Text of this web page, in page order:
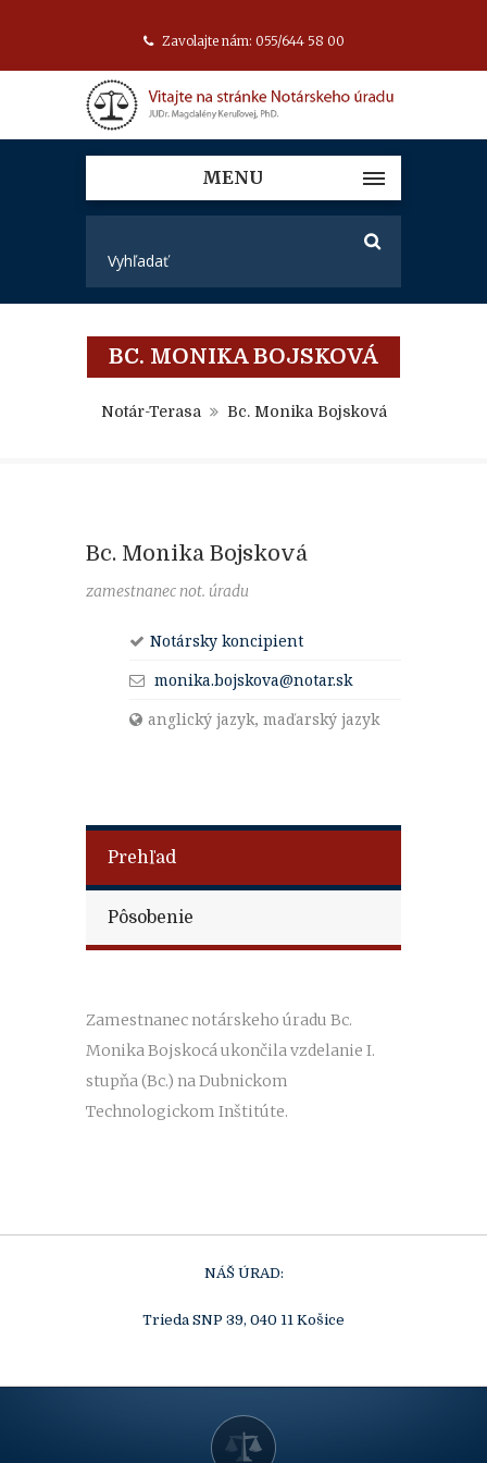
Zavolajte nám: 055/644 58 00
MENU
BC. MONIKA BOJSKOVÁ
Notár-Terasa Bc. Monika Bojsková
Bc. Monika Bojsková
zamestnanec not. úradu
Notársky koncipient
monika.bojskova@notar.sk
anglický jazyk, maďarský jazyk
Prehľad
Pôsobenie
Zamestnanec notárskeho úradu Bc.
Monika Bojskocá ukončila vzdelanie I.
stupňa (Bc.) na Dubnickom
Technologickom Inštitúte.
NÁŠ ÚRAD:
Trieda SNP 39, 040 11 Košice